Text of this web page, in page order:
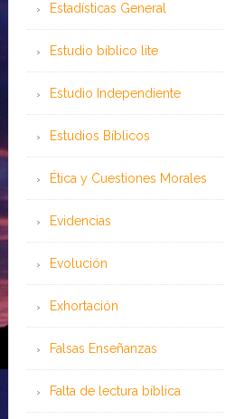
Estadísticas General
Estudio bíblico lite
Estudio Independiente
Estudios Bíblicos
Ética y Cuestiones Morales
Evidencias
Evolución
Exhortación
Falsas Enseñanzas
Falta de lectura bíblica